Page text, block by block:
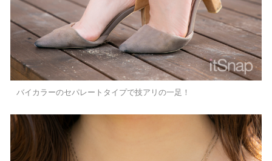
バイカラーのセパレートタイプで技アリの一足！